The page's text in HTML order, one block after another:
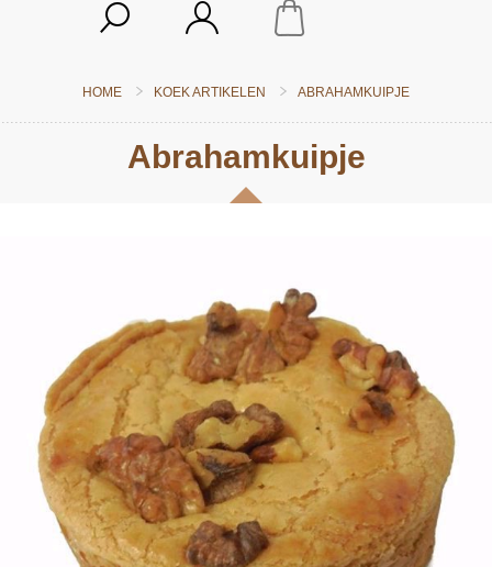
HOME KOEK ARTIKELEN ABRAHAMKUIPJE
Abrahamkuipje